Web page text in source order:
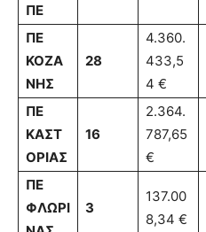
ΠΕ
ΠΕ
ΚΟΖΑ
ΝΗΣ
28
4.360.
433,5
4 €
ΠΕ
ΚΑΣΤ
ΟΡΙΑΣ
16
2.364.
787,65
€
ΠΕ
ΦΛΩΡΙ
3
137.00
8,34 €